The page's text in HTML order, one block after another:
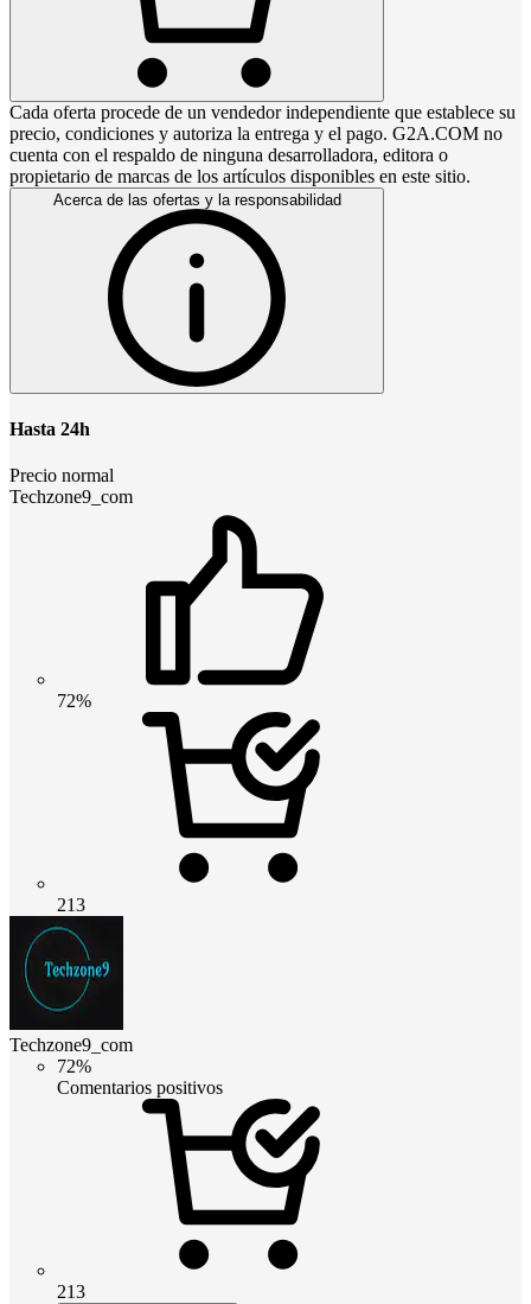
Cada oferta procede de un vendedor independiente que establece su
precio, condiciones y autoriza la entrega y el pago. G2A.COM no
cuenta con el respaldo de ninguna desarrolladora, editora o
propietario de marcas de los artículos disponibles en este sitio.
Acerca de las ofertas y la responsabilidad
Hasta 24h
Precio normal
Techzone9_com
72%
213
Techzone9_com
72%
Comentarios positivos
213